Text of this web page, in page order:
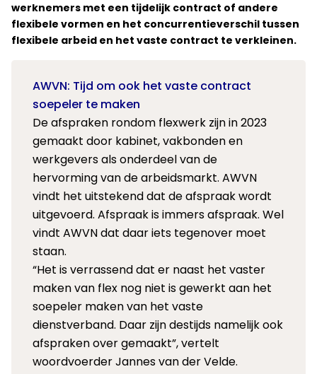
werknemers met een tijdelijk contract of andere
flexibele vormen en het concurrentieverschil tussen
flexibele arbeid en het vaste contract te verkleinen.
AWVN: Tijd om ook het vaste contract
soepeler te maken
De afspraken rondom flexwerk zijn in 2023
gemaakt door kabinet, vakbonden en
werkgevers als onderdeel van de
hervorming van de arbeidsmarkt. AWVN
vindt het uitstekend dat de afspraak wordt
uitgevoerd. Afspraak is immers afspraak. Wel
vindt AWVN dat daar iets tegenover moet
staan.
“Het is verrassend dat er naast het vaster
maken van flex nog niet is gewerkt aan het
soepeler maken van het vaste
dienstverband. Daar zijn destijds namelijk ook
afspraken over gemaakt”, vertelt
woordvoerder Jannes van der Velde.